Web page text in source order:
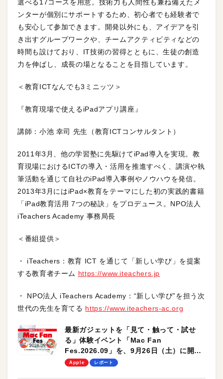
選べる17コースを用意。技術力も人間性も兼ね備えたメ
ンターが個別にサポートするため、初心者でも経験者で
も安心して参加できます。開発以外にも、アイデアを引
き出すグループワークや、チームアクティビティなどの
時間も設けており、IT技術の習得とともに、生徒の創造
力を伸ばし、成長の場となることを目指しています。
＜教育ICTなんでも3ミニッツ＞
『教育現場で使えるiPadアプリ講座』
講師：小池 幸司 先生（教育ICTコンサルタント）
2011年3月、他の学習塾に先駆けてiPad導入を実現。教
育現場におけるICTの導入・活用を推進すべく、講演や執
筆活動を通じて自社のiPad導入事例やノウハウを発信。
2013年3月にはiPad×教育をテーマにした初の実践的書籍
「iPad教育活用 7つの秘訣」をプロデュース。NPO法人
iTeachers Academy 事務局長
＜番組提供＞
・ iTeachers：教育 ICT を通じて「新しい学び」を提案
する教育者チーム https://www.iteachers.jp
・ NPO法人 iTeachers Academy：“新しい学び”を担う次
世代の先生を育てる https://www.iteachers-ac.org
最新ガジェットを「見て・触って・試せ
る」体験イベント「Mac Fan
Fes.2026.09」を、9月26日（土）に開催
します！
Apple レポート